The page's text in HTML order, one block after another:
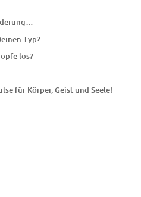
Typ?
los?
für Körper, Geist und Seele!